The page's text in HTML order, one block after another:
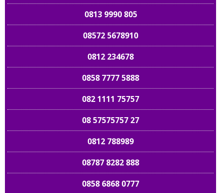
0813 9990 805
08572 5678910
0812 234678
0858 7777 5888
082 1111 75757
08 57575757 27
0812 788989
08787 8282 888
0858 6868 0777